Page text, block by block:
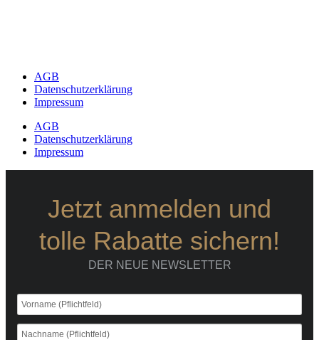
AGB
Datenschutzerklärung
Impressum
AGB
Datenschutzerklärung
Impressum
Jetzt anmelden und
tolle Rabatte sichern!
DER NEUE NEWSLETTER